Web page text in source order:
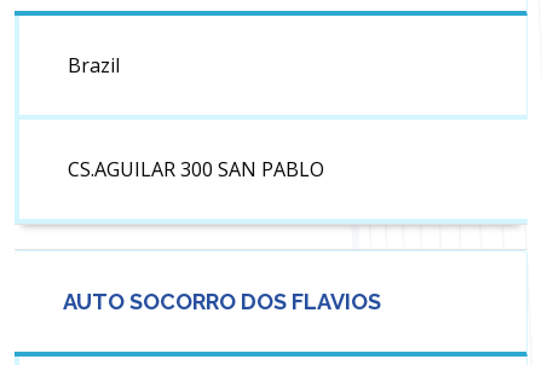
Brazil
CS.AGUILAR 300 SAN PABLO
AUTO SOCORRO DOS FLAVIOS